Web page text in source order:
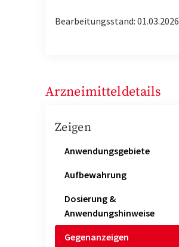
Bearbeitungsstand: 01.03.2026
Arzneimitteldetails
Zeigen
Anwendungsgebiete
Aufbewahrung
Dosierung &
Anwendungshinweise
Gegenanzeigen